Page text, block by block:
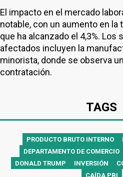
El impacto en el mercado
notable, con un aumento en la
que ha alcanzado el 4,3%. Los
afectados incluyen la
minorista, donde se observa
contratación.
TAGS
PRODUCTO BRUTO INTERNO
DEPARTAMENTO DE COMERCIO
DONALD TRUMP
INVERSIÓN
CAÍDA PBI